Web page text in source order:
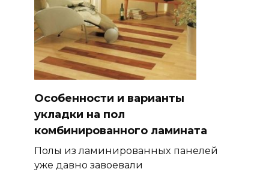
Особенности и варианты
укладки на пол
комбинированного ламината
Полы из ламинированных панелей
уже давно завоевали